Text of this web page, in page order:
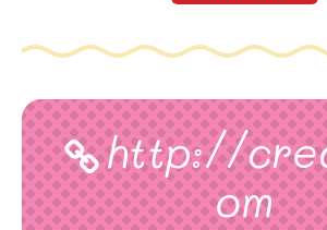
http://
om